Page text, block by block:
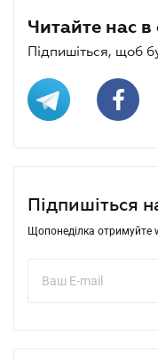
Читайте нас
Підпишіться, щоб
Підпишіться
Щопонеділка отримуйте